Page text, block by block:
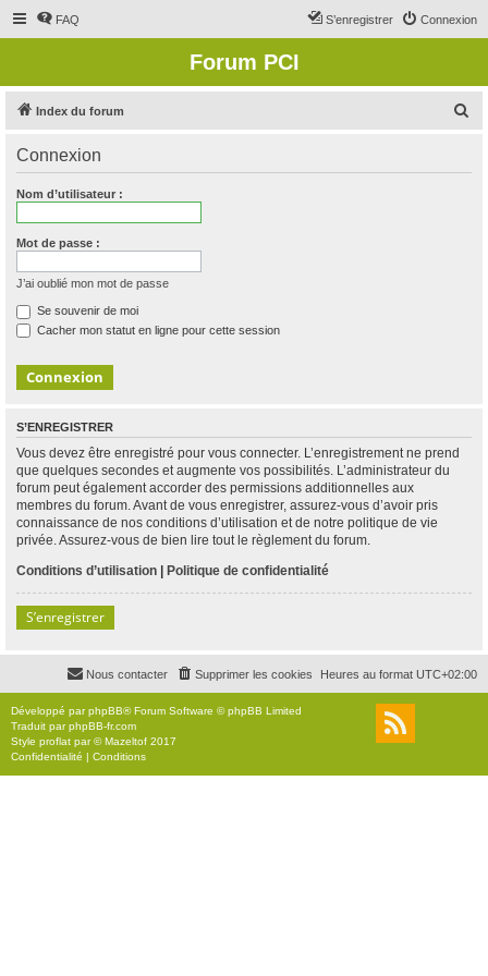
FAQ Connexion
S’enregistrer
Forum PCI
Index du forum
Connexion
Nom d’utilisateur :
Mot de passe :
J’ai oublié mon mot de passe
Se souvenir de moi
Cacher mon statut en ligne pour cette session
S’ENREGISTRER
Vous devez être enregistré pour vous connecter. L’enregistrement ne prend
que quelques secondes et augmente vos possibilités. L’administrateur du
forum peut également accorder des permissions additionnelles aux
membres du forum. Avant de vous enregistrer, assurez-vous d’avoir pris
connaissance de nos conditions d’utilisation et de notre politique de vie
privée. Assurez-vous de bien lire tout le règlement du forum.
Conditions d’utilisation | Politique de confidentialité
S’enregistrer
Heures au format UTC+02:00
Supprimer les cookies
Nous contacter
Développé parphpBB® Forum Software © phpBB Limited
Traduit parphpBB-fr.com
Style proflat par ©Mazeltof 2017
Confidentialité | Conditions